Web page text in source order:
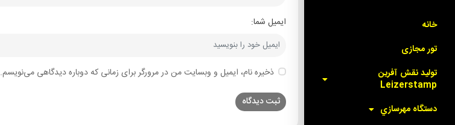
خانه
تور مجازی
توليد نقش آفرين
Leizerstamp
دستگاه مهرسازي
ایمیل شما:
ذخیره نام، ایمیل و وبسایت من در مرورگر برای زمانی که دوباره دیدگاهی می‌نویسم.